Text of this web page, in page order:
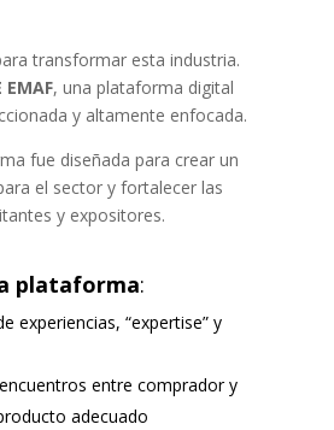
transformar esta industria.
EMAF, una plataforma digital
y altamente enfocada.
fue diseñada para crear un
el sector y fortalecer las
y expositores.
plataforma:
experiencias, “expertise” y
entre comprador y
adecuado